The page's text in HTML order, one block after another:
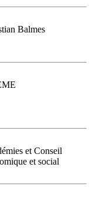
Balmes
et Conseil
et social